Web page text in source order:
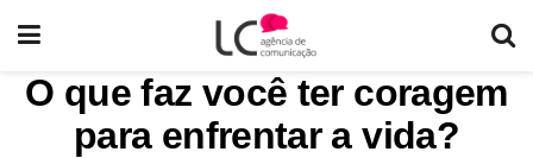
O que faz você ter coragem
para enfrentar a vida?